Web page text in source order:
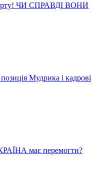
ЧИ СПРАВДІ ВОНИ
Мудрика і кадрові
має перемогти?